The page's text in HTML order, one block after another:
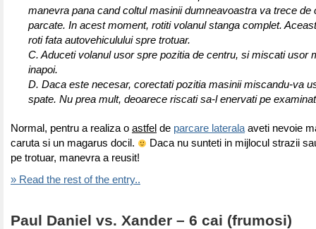
manevra pana cand coltul masinii dumneavoastra va trece de
parcate. In acest moment, rotiti volanul stanga complet.
roti fata autovehiculului spre trotuar.
C. Aduceti volanul usor spre pozitia de centru, si miscati usor
inapoi.
D. Daca este necesar, corectati pozitia masinii miscandu-va
spate. Nu prea mult, deoarece riscati sa-l enervati pe
Normal, pentru a realiza o astfel de parcare laterala aveti nevoie
caruta si un magarus docil.
Daca nu sunteti in mijlocul strazii
pe trotuar, manevra a reusit!
» Read the rest of the entry..
Paul Daniel vs. Xander – 6 cai (frumosi)